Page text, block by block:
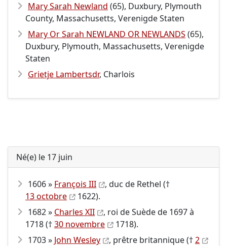
Mary Sarah Newland (65), Duxbury, Plymouth
County, Massachusetts, Verenigde Staten
Mary Or Sarah NEWLAND OR NEWLANDS (65),
Duxbury, Plymouth, Massachusetts, Verenigde
Staten
Grietje Lambertsdr, Charlois
Né(e) le 17 juin
1606 » François III
, duc de Rethel (†
13 octobre
1622).
1682 » Charles XII
, roi de Suède de 1697 à
1718 (†30 novembre
1718).
1703 » John Wesley , prêtre britannique (†2